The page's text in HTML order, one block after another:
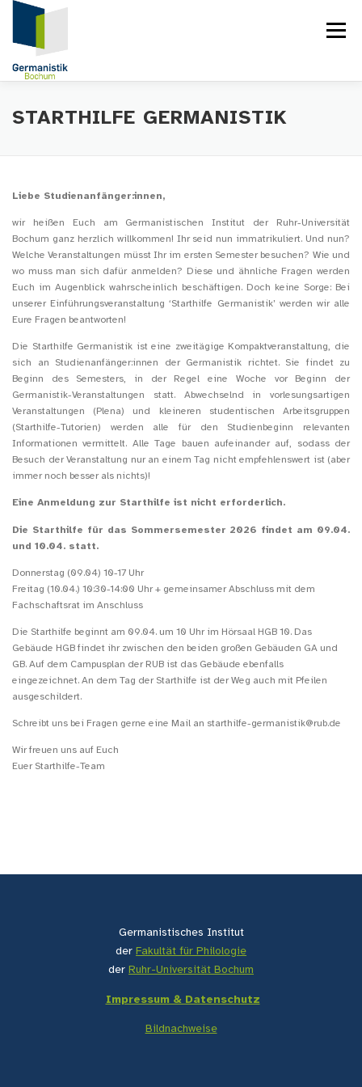
Menü
STARTSEITE TUTORIENPROGRAMM
SEMESTERTUTORIEN TUTORIUMSREADER
SERVICE UND FAQ
STARTHILFE GERMANISTIK
Liebe Studienanfänger:innen,
wir heißen Euch am Germanistischen Institut der Ruhr-Universität
Bochum ganz herzlich willkommen! Ihr seid nun immatrikuliert. Und nun?
Welche Veranstaltungen müsst Ihr im ersten Semester besuchen? Wie und
wo muss man sich dafür anmelden? Diese und ähnliche Fragen werden
Euch im Augenblick wahrscheinlich beschäftigen. Doch keine Sorge: Bei
unserer Einführungsveranstaltung ‘Starthilfe Germanistik’ werden wir alle
Eure Fragen beantworten!
Die Starthilfe Germanistik ist eine zweitägige Kompaktveranstaltung, die
sich an Studienanfänger:innen der Germanistik richtet. Sie findet zu
Beginn des Semesters, in der Regel eine Woche vor Beginn der
Germanistik-Veranstaltungen statt. Abwechselnd in vorlesungsartigen
Veranstaltungen (Plena) und kleineren studentischen Arbeitsgruppen
(Starthilfe-Tutorien) werden alle für den Studienbeginn relevanten
Informationen vermittelt. Alle Tage bauen aufeinander auf, sodass der
Besuch der Veranstaltung nur an einem Tag nicht empfehlenswert ist (aber
immer noch besser als nichts)!
Eine Anmeldung zur Starthilfe ist nicht erforderlich.
Die Starthilfe für das Sommersemester 2026 findet am 09.04.
und 10.04. statt.
Donnerstag (09.04) 10-17 Uhr
Freitag (10.04.) 10:30-14:00 Uhr + gemeinsamer Abschluss mit dem
Fachschaftsrat im Anschluss
Die Starthilfe beginnt am 09.04. um 10 Uhr im Hörsaal HGB 10. Das
Gebäude HGB findet ihr zwischen den beiden großen Gebäuden GA und
GB. Auf dem Campusplan der RUB ist das Gebäude ebenfalls
eingezeichnet. An dem Tag der Starthilfe ist der Weg auch mit Pfeilen
ausgeschildert.
Schreibt uns bei Fragen gerne eine Mail an starthilfe-germanistik@rub.de
Wir freuen uns auf Euch
Euer Starthilfe-Team
Germanistisches Institut
der Fakultät für Philologie
der Ruhr-Universität Bochum
Impressum & Datenschutz
Bildnachweise